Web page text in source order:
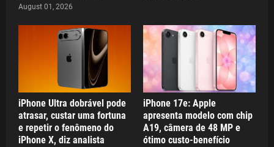
August 01, 2026
iPhone Ultra dobrável pode
atrasar, custar uma fortuna
e repetir o fenômeno do
iPhone X, diz analista
iPhone 17e: Apple
apresenta modelo com chip
A19, câmera de 48 MP e
ótimo custo-benefício